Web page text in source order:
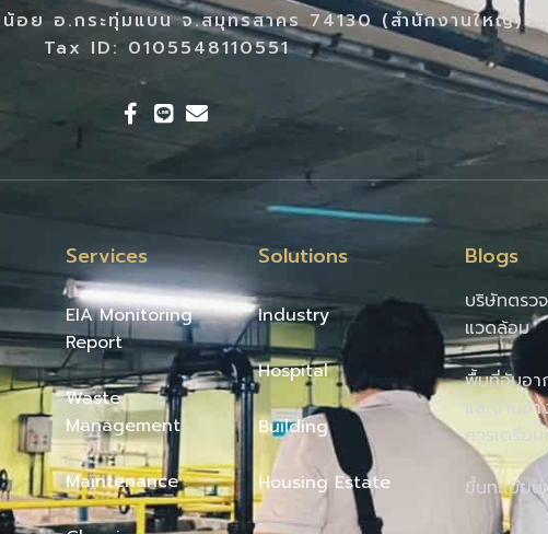
อย อ.กระทุ่มแบน จ.สมุทรสาคร 74130 (สำนักงานใหญ่)
Tax ID: 0105548110551
Services
EIA Monitoring
Report
Waste
Management
Maintenance
Solutions
Industry
Hospital
Building
Housing Estate
Blogs
บริษัทตร
แวดล้อม
พื้นที่อับอา
และงานล้
ควรเตรีย
ขึ้นทะเบีย